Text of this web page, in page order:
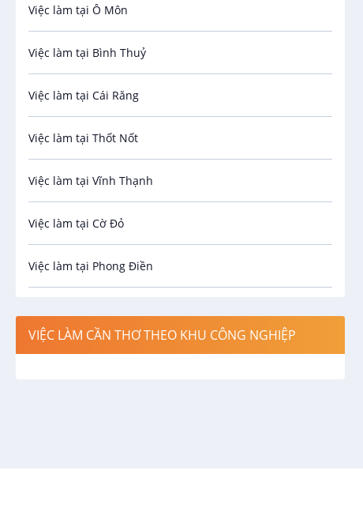
An toàn lao động
Bảo hiểm
Biên phiên dịch
Bưu chính viễn thông
Cơ khí
Công nghệ sinh học
Công nghệ thực phẩm
Điện / Điện tử / Điện lạnh
Hàng hải / Hàng không
Việc làm tại Ô Môn
Việc làm tại Bình Thuỷ
Việc làm tại Cái Răng
Việc làm tại Thốt Nốt
Việc làm tại Vĩnh Thạnh
Việc làm tại Cờ Đỏ
Việc làm tại Phong Điền
Việc làm tại Cái Khế
VIỆC LÀM CẦN THƠ THEO KHU CÔNG NGHIỆP